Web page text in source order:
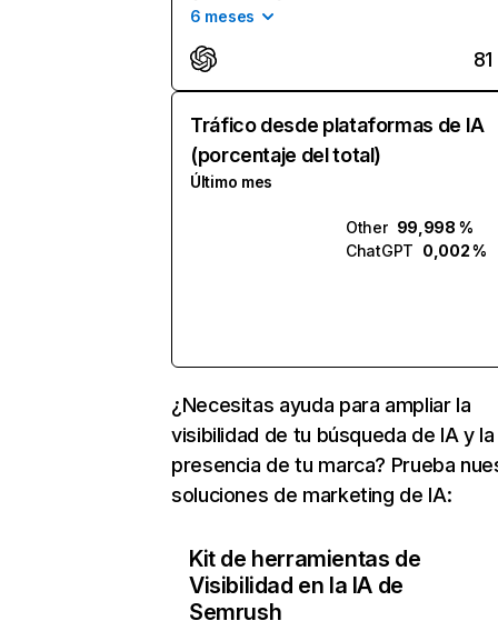
6 meses
81
Tráfico desde plataformas de IA
(porcentaje del total)
Último mes
Other 99,998 %
ChatGPT 0,002 %
¿Necesitas ayuda para ampliar la
visibilidad de tu búsqueda de IA y la
presencia de tu marca? Prueba
soluciones de marketing de IA:
Kit de herramientas de
Visibilidad en la IA de
Semrush